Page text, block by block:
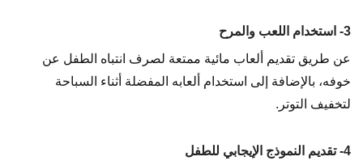
3- استخدام اللعب والمرح
عن طريق تقديم ألعاب مائية ممتعة لصرف انتباه الطفل عن
خوفه، بالإضافة إلى استخدام ألعابه المفضلة أثناء السباحة
لتخفيف التوتر.
4- تقديم النموذج الإيجابي للطفل